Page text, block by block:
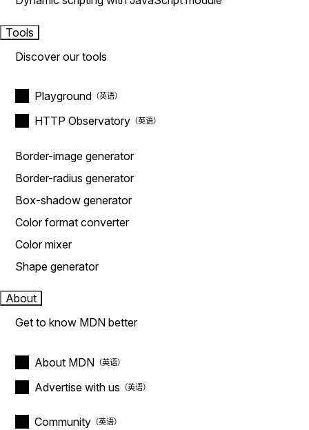
Tools
Discover our tools
Playground
HTTP Observatory
Border-image generator
Border-radius generator
Box-shadow generator
Color format converter
Color mixer
Shape generator
About
Get to know MDN better
About MDN
Advertise with us
Community